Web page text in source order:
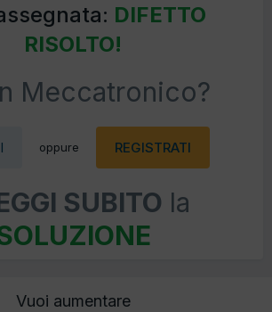
DIFETTO
RISOLTO!
Meccatronico?
oppure REGISTRATI
SUBITO la
Vuoi aumentare